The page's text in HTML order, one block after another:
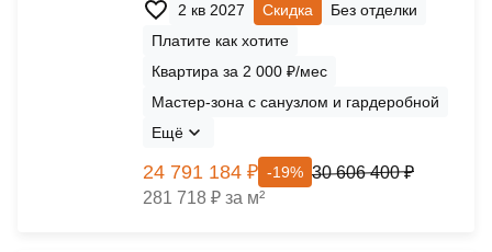
2 кв 2027 Скидка
Без отделки
Платите как хотите
Квартира за 2 000 ₽/мес
Мастер-зона с санузлом и гардеробной
Ещё
24 791 184 ₽ -19% 30 606 400 ₽
281 718 ₽ за м²